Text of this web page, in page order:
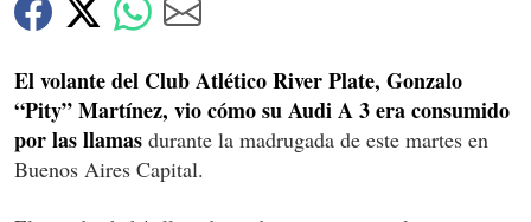
El volante del Club Atlético River Plate, Gonzalo
“Pity” Martínez, vio cómo su Audi A 3 era consumido
por las llamas durante la madrugada de este martes en
Buenos Aires Capital.